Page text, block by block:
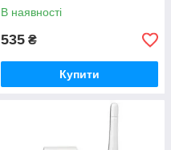
В наявності
535 ₴
Купити